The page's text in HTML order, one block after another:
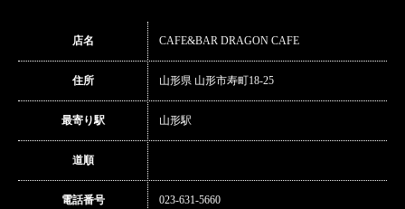
店名 CAFE&BAR DRAGON CAFE
住所 山形県 山形市寿町18-25
最寄り駅 山形駅
道順
電話番号 023-631-5660